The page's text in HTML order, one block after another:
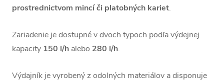
prostrednictvom mincí či platobných kariet.
Zariadenie je dostupné v dvoch typoch podľa výdejnej
kapacity 150 l/h alebo 280 l/h.
Výdajník je vyrobený z odolných materiálov a disponuje